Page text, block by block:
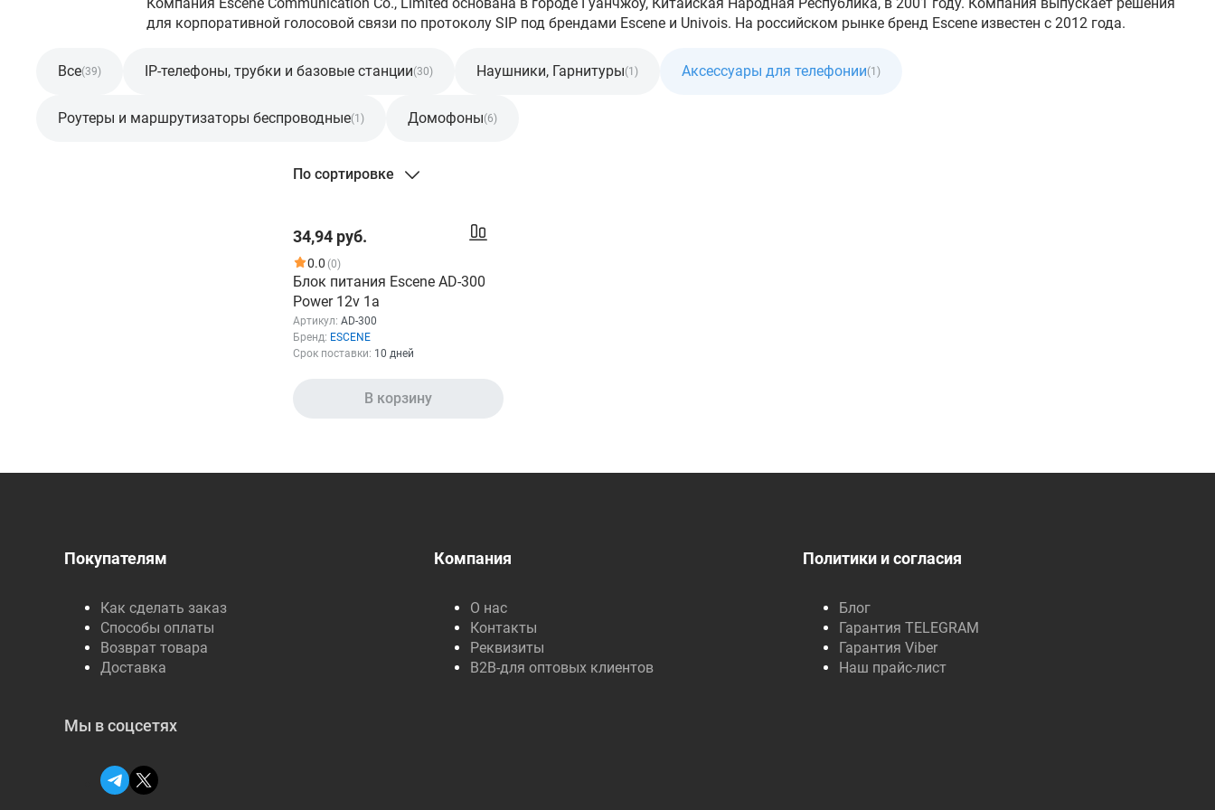
для корпоративной голосовой связи по протоколу SIP под брендами Escene и Univois. На российском рынке бренд Escene известен с 2012 года.
Все(39) IP-телефоны, трубки и базовые станции(30) Наушники, Гарнитуры(1) Аксессуары для телефонии(1)
Роутеры и маршрутизаторы беспроводные(1) Домофоны(6)
По сортировке
34,94 руб.
0.0 (0)
Блок питания Escene AD-300
Power 12v 1a
Артикул: AD-300
Бренд: ESCENE
Срок поставки: 10 дней
В корзину
Покупателям
Как сделать заказ
Способы оплаты
Возврат товара
Доставка
Компания
О нас
Контакты
Реквизиты
B2B-для оптовых клиентов
Политики и согласия
Блог
Гарантия TELEGRAM
Гарантия Viber
Наш прайс-лист
Мы в соцсетях